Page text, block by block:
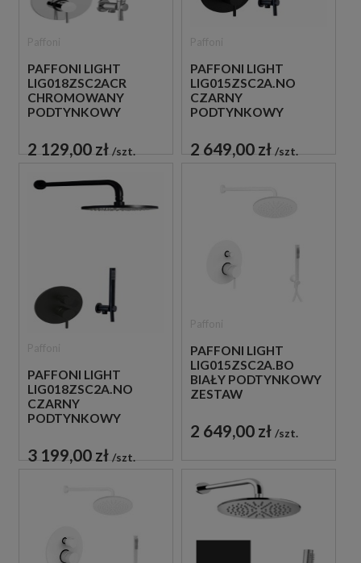
PAFFONI LIGHT
LIG018ZSC2ACR
CHROMOWANY
PODTYNKOWY
PRYSZNICOWY
2 129,00 zł szt.
PAFFONI LIGHT
LIG015ZSC2A.NO
CZARNY
PODTYNKOWY
PRYSZNICOWY
2 649,00 zł szt.
PAFFONI LIGHT
LIG018ZSC2A.NO
CZARNY
PODTYNKOWY
PRYSZNICOWY
3 199,00 zł szt.
PAFFONI LIGHT
LIG015ZSC2A.BO
BIAŁY PODTYNKOWY
ZESTAW
2 649,00 zł szt.